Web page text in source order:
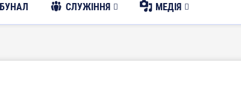
CЛУЖІННЯ МЕДІЯ